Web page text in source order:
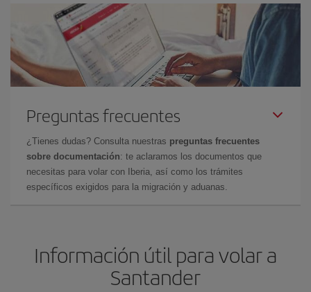
Preguntas frecuentes
¿Tienes dudas? Consulta nuestras preguntas frecuentes
sobre documentación: te aclaramos los documentos que
necesitas para volar con Iberia, así como los trámites
específicos exigidos para la migración y aduanas.
Información útil para volar a
Santander